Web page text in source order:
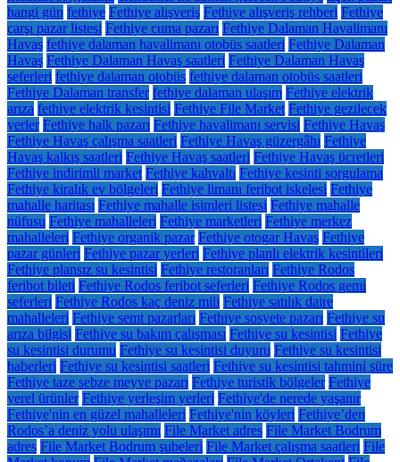
hangi gün fethiye Fethiye alışveriş Fethiye alışveriş rehberi Fethiye
çarşı pazar listesi Fethiye cuma pazarı Fethiye Dalaman Havalimanı
Havaş fethiye dalaman havalimanı otobüs saatleri Fethiye Dalaman
Havaş Fethiye Dalaman Havaş saatleri Fethiye Dalaman Havaş
seferleri fethiye dalaman otobüs fethiye dalaman otobüs saatleri
Fethiye Dalaman transfer fethiye dalaman ulaşım Fethiye elektrik
arıza fethiye elektrik kesintisi Fethiye File Market Fethiye gezilecek
yerler Fethiye halk pazarı Fethiye havalimanı servisi Fethiye Havaş
Fethiye Havaş çalışma saatleri Fethiye Havaş güzergâhı Fethiye
Havaş kalkış saatleri Fethiye Havaş saatleri Fethiye Havaş ücretleri
Fethiye indirimli market Fethiye kahvaltı Fethiye kesinti sorgulama
Fethiye kiralık ev bölgeleri Fethiye limanı feribot iskelesi Fethiye
mahalle haritası Fethiye mahalle isimleri listesi Fethiye mahalle
nüfusu Fethiye mahalleleri Fethiye marketleri Fethiye merkez
mahalleleri Fethiye organik pazar Fethiye otogar Havaş Fethiye
pazar günleri Fethiye pazar yerleri Fethiye planlı elektrik kesintileri
Fethiye plansız su kesintisi Fethiye restoranları Fethiye Rodos
feribot bileti Fethiye Rodos feribot seferleri Fethiye Rodos gemi
seferleri Fethiye Rodos kaç deniz mili Fethiye satılık daire
mahalleleri Fethiye semt pazarları Fethiye sosyete pazarı Fethiye su
arıza bilgisi Fethiye su bakım çalışması Fethiye su kesintisi Fethiye
su kesintisi durumu Fethiye su kesintisi duyuru Fethiye su kesintisi
haberleri Fethiye su kesintisi saatleri Fethiye su kesintisi tahmini süre
Fethiye taze sebze meyve pazarı Fethiye turistik bölgeler Fethiye
yerel ürünler Fethiye yerleşim yerleri Fethiye'de nerede yaşanır
Fethiye'nin en güzel mahalleleri Fethiye'nin köyleri Fethiye’den
Rodos’a deniz yolu ulaşımı File Market adres File Market Bodrum
adres File Market Bodrum şubeleri File Market çalışma saatleri File